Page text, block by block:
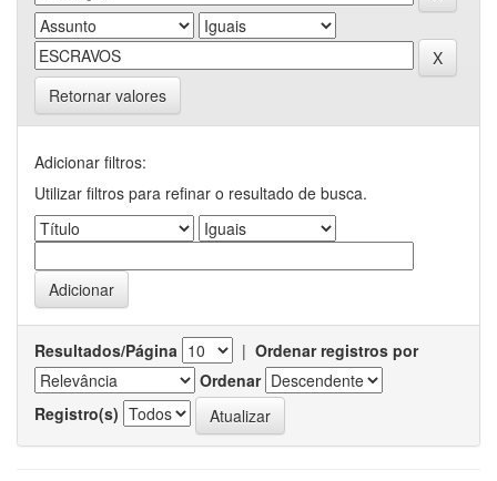
Retornar valores
Adicionar filtros:
Utilizar filtros para refinar o resultado de busca.
Resultados/Página | Ordenar registros por
Ordenar
Registro(s)